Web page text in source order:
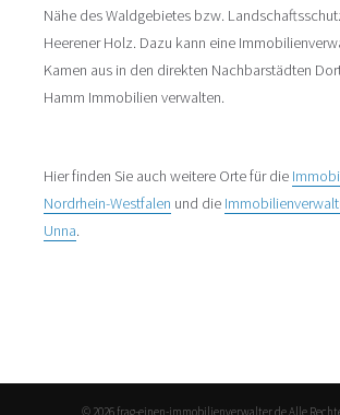
Nähe des Waldgebietes bzw.
Heerener Holz. Dazu kann eine
Kamen aus in den direkten Nachbarstädten
Hamm Immobilien verwalten.
Hier finden Sie auch weitere Orte für die
Nordrhein-Westfalen und die
Unna.
© 2026 frag-einen-immobilienverwalter.de Alle